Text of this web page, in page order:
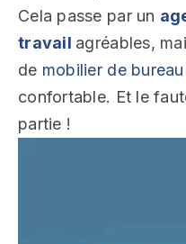
Cela passe par un
travail agréables,
de mobilier de bureau
confortable. Et le
partie !